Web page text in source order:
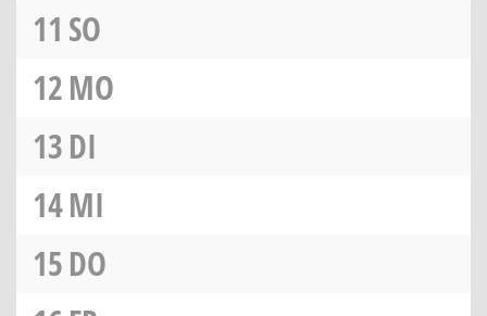
11 SO
12MO
13DI
14MI
15DO